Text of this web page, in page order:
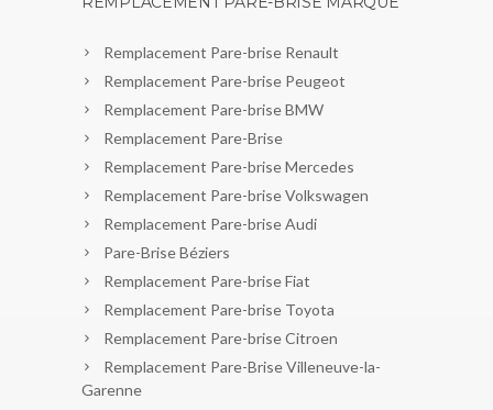
Remplacement Pare-brise Renault
Remplacement Pare-brise Peugeot
Remplacement Pare-brise BMW
Remplacement Pare-Brise
Remplacement Pare-brise Mercedes
Remplacement Pare-brise Volkswagen
Remplacement Pare-brise Audi
Pare-Brise Béziers
Remplacement Pare-brise Fiat
Remplacement Pare-brise Toyota
Remplacement Pare-brise Citroen
Remplacement Pare-Brise Villeneuve-la-
Garenne